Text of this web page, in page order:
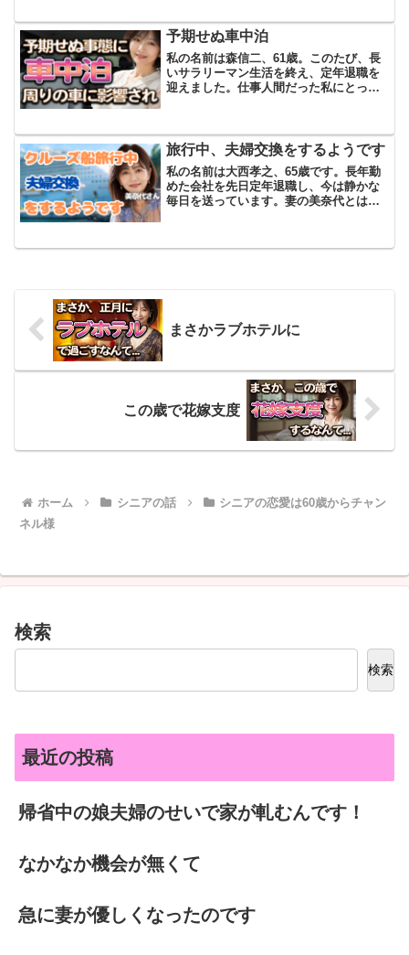
ちは、この生活がとても快適に思えまし
た。しかし、次第にする...
予期せぬ車中泊
私の名前は森信二、61歳。このたび、長
いサラリーマン生活を終え、定年退職を
迎えました。仕事人間だった私にとっ
た。そんな時、妻の麻衣子が「せっかく
だから定年祝いに旅行でも...
旅行中、夫婦交換をするようです
私の名前は大西孝之、65歳です。長年勤
めた会社を先日定年退職し、今は静かな
毎日を送っています。妻の美奈代とは結
まさかラブホテルに
この歳で花嫁支度
ホーム シニアの話
シニアの恋愛は60歳からチャン
ネル様
検索
検索
最近の投稿
帰省中の娘夫婦のせいで家が軋むんです！
なかなか機会が無くて
急に妻が優しくなったのです